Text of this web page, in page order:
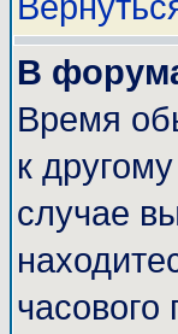
В
Время
к
случае